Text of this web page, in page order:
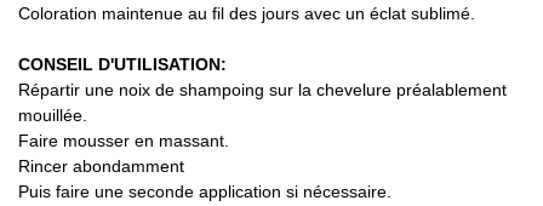
Coloration maintenue au fil des jours avec un éclat sublimé.
CONSEIL D'UTILISATION:
Répartir une noix de shampoing sur la chevelure préalablement
mouillée.
Faire mousser en massant.
Rincer abondamment
Puis faire une seconde application si nécessaire.